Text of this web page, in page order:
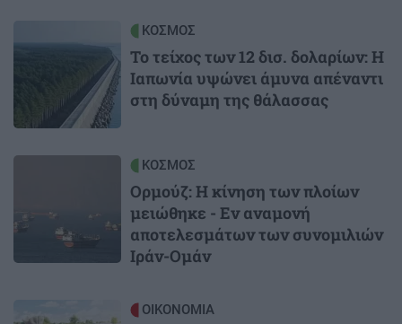
ΚΟΣΜΟΣ
Το τείχος των 12 δισ. δολαρίων: Η
Ιαπωνία υψώνει άμυνα απέναντι
στη δύναμη της θάλασσας
ΚΟΣΜΟΣ
Ορμούζ: Η κίνηση των πλοίων
μειώθηκε - Εν αναμονή
αποτελεσμάτων των συνομιλιών
Ιράν-Ομάν
ΟΙΚΟΝΟΜΙΑ